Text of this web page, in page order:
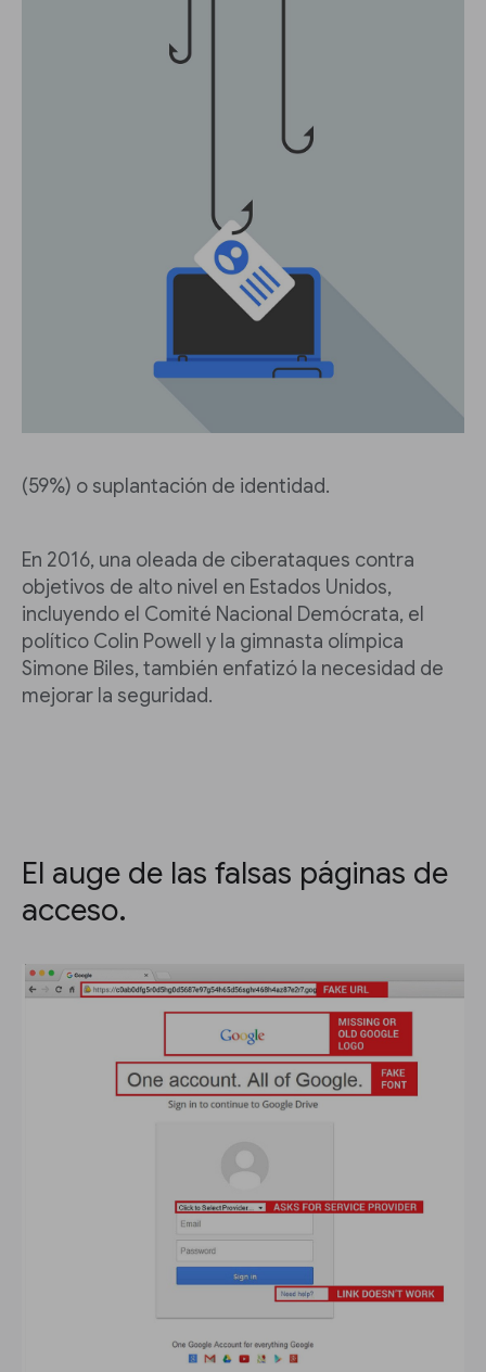
(59%) o suplantación de identidad.
En 2016, una oleada de ciberataques contra
objetivos de alto nivel en Estados Unidos,
incluyendo el Comité Nacional Demócrata, el
político Colin Powell y la gimnasta olímpica
Simone Biles, también enfatizó la necesidad de
mejorar la seguridad.
El auge de las falsas páginas de
acceso.